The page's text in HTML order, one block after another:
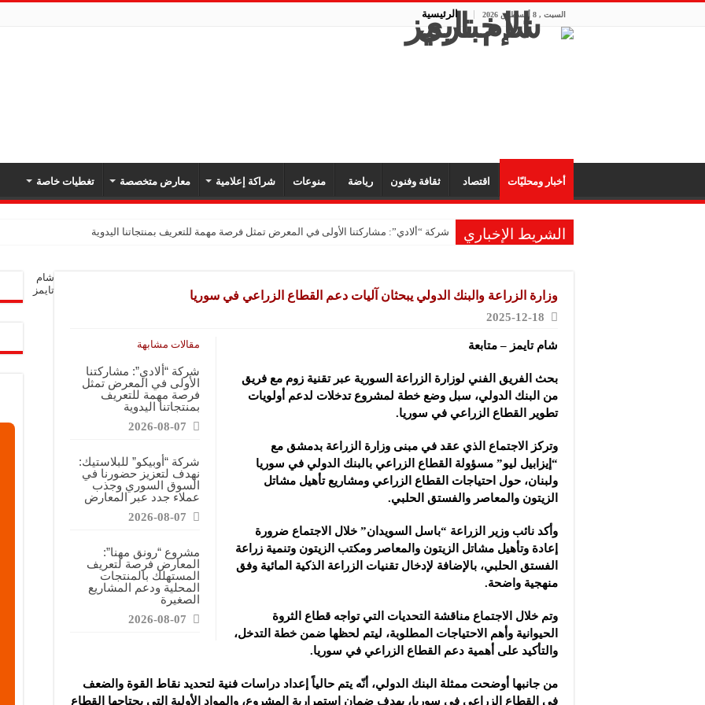
السبت , 8 أغسطس 2026 الرئيسية
أخبار ومحليّات اقتصاد ثقافة وفنون رياضة منوعات شراكة إعلامية معارض متخصصة تغطيات خاصة
الشريط الإخباري شركة “ألادي”: مشاركتنا الأولى في المعرض تمثل فرصة مهمة للتعريف بمنتجاتنا اليدوية
مشروع “رونق مهنا”: المعارض فرصة لتعريف المستهلك بالمنتجات المحلية ودعم المشاريع الصغيرة
موقع “نيوز بيردز”: مشاركتنا في المعرض تهدف إلى الترويج للموقع وتعزيز حضوره الإعلامي
شركة “قمم الجودة للمعدات الصناعية”: شاركنا بالمعرض لدعم مرحلة إعادة الإعمار في سوريا
وزارة الزراعة والبنك الدولي يبحثان آليات دعم القطاع الزراعي في سوريا
2025-12-18
مقالات مشابهة
شركة “ألادي”: مشاركتنا
الأولى في المعرض تمثل
فرصة مهمة للتعريف
بمنتجاتنا اليدوية
2026-08-07
شركة “أوبيكو” للبلاستيك:
نهدف لتعزيز حضورنا في
السوق السوري وجذب
عملاء جدد عبر المعارض
2026-08-07
مشروع “رونق مهنا”:
المعارض فرصة لتعريف
المستهلك بالمنتجات
المحلية ودعم المشاريع
الصغيرة
2026-08-07
شام تايمز – متابعة
بحث الفريق الفني لوزارة الزراعة السورية عبر تقنية زوم مع فريق
من البنك الدولي، سبل وضع خطة لمشروع تدخلات لدعم أولويات
تطوير القطاع الزراعي في سوريا.
وتركز الاجتماع الذي عقد في مبنى وزارة الزراعة بدمشق مع
“إيزابيل ليو” مسؤولة القطاع الزراعي بالبنك الدولي في سوريا
ولبنان، حول احتياجات القطاع الزراعي ومشاريع تأهيل مشاتل
الزيتون والمعاصر والفستق الحلبي.
وأكد نائب وزير الزراعة “باسل السويدان” خلال الاجتماع ضرورة
إعادة وتأهيل مشاتل الزيتون والمعاصر ومكتب الزيتون وتنمية زراعة
الفستق الحلبي، بالإضافة لإدخال تقنيات الزراعة الذكية المائية وفق
منهجية واضحة.
وتم خلال الاجتماع مناقشة التحديات التي تواجه قطاع الثروة
الحيوانية وأهم الاحتياجات المطلوبة، ليتم لحظها ضمن خطة التدخل،
والتأكيد على أهمية دعم القطاع الزراعي في سوريا.
من جانبها أوضحت ممثلة البنك الدولي، أنّه يتم حالياً إعداد دراسات فنية لتحديد نقاط القوة والضعف
في القطاع الزراعي في سوريا، بهدف ضمان استمرارية المشروع، والمواد الأولية التي يحتاجها القطاع
شام
تايمز